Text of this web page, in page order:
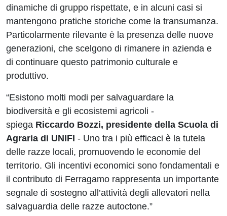
dinamiche di gruppo rispettate, e in alcuni casi si
mantengono pratiche storiche come la transumanza.
Particolarmente rilevante è la presenza delle nuove
generazioni, che scelgono di rimanere in azienda e
di continuare questo patrimonio culturale e
produttivo.
“Esistono molti modi per salvaguardare la
biodiversità e gli ecosistemi agricoli -
spiega Riccardo Bozzi, presidente della Scuola di
Agraria di UNIFI - Uno tra i più efficaci è la tutela
delle razze locali, promuovendo le economie del
territorio. Gli incentivi economici sono fondamentali e
il contributo di Ferragamo rappresenta un importante
segnale di sostegno all’attività degli allevatori nella
salvaguardia delle razze autoctone.”